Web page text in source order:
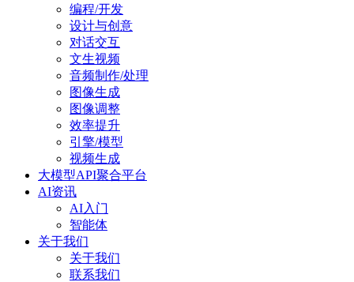
编程/开发
设计与创意
对话交互
文生视频
音频制作/处理
图像生成
图像调整
效率提升
引擎/模型
视频生成
大模型API聚合平台
AI资讯
AI入门
智能体
关于我们
关于我们
联系我们